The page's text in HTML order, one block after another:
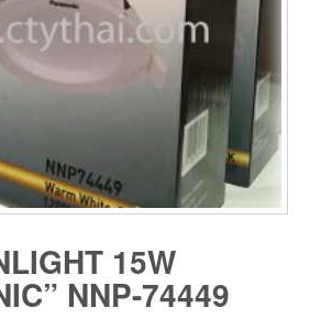
15W
NNP-74449